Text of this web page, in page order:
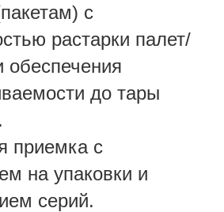
с
растарки палет/
обеспечения
до тары
приемка с
на упаковки и
серий.